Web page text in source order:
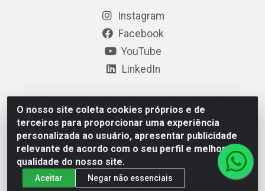
O nosso site coleta cookies próprios e de
terceiros para proporcionar uma experiência
personalizada ao usuário, apresentar publicidade
relevante de acordo com o seu perfil e melhorar a
qualidade do nosso site.
Aceitar Negar não essenciais
Instagram
Facebook
YouTube
LinkedIn
Polimold Industrial Ltda - Estrada dos Casa, 4585 – São
Bernardo do Campo / SP – CEP: 09.840-000 - CNPJ
44.106.466/0001-41